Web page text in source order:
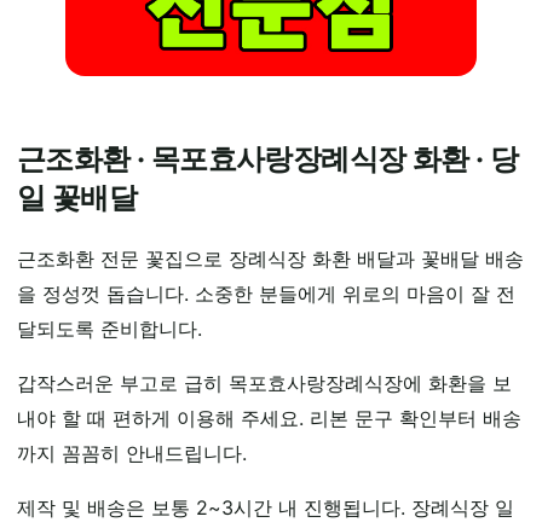
근조화환 · 목포효사랑장례식장 화환 · 당
일 꽃배달
근조화환 전문 꽃집으로 장례식장 화환 배달과 꽃배달 배송
을 정성껏 돕습니다. 소중한 분들에게 위로의 마음이 잘 전
달되도록 준비합니다.
갑작스러운 부고로 급히 목포효사랑장례식장에 화환을 보
내야 할 때 편하게 이용해 주세요. 리본 문구 확인부터 배송
까지 꼼꼼히 안내드립니다.
제작 및 배송은 보통 2~3시간 내 진행됩니다. 장례식장 일